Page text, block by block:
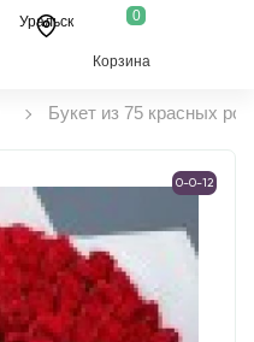
Уральск 0
Корзина
Букет из 75 красных роз
0-0-12